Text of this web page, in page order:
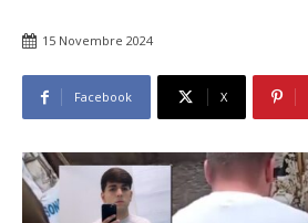
15 Novembre 2024
Facebook X